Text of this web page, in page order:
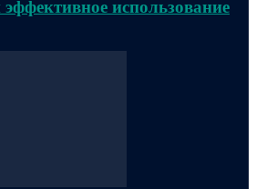
использование